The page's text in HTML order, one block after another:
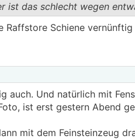
..
ist das schlecht wegen
Raffstore Schiene vernünftig
auch. Und natürlich mit
ist erst gestern Abend
mit dem Feinsteinzeug